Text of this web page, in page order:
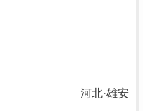
河北·雄安